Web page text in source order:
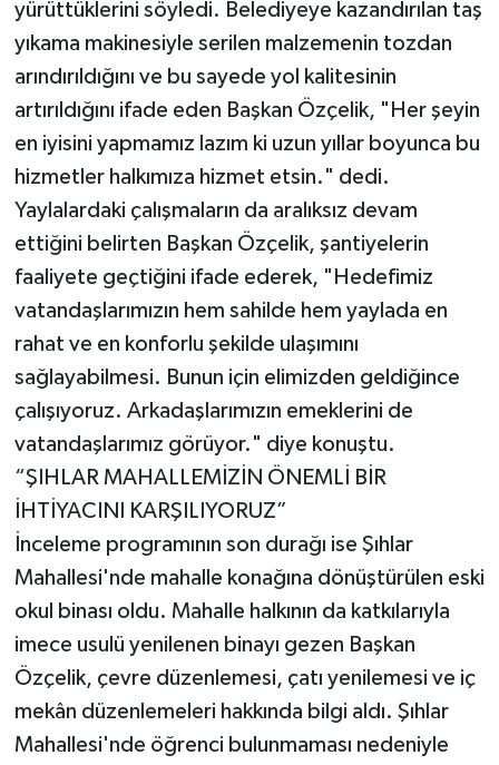
yürüttüklerini söyledi. Belediyeye kazandırılan taş
yıkama makinesiyle serilen malzemenin tozdan
arındırıldığını ve bu sayede yol kalitesinin
artırıldığını ifade eden Başkan Özçelik, "Her şeyin
en iyisini yapmamız lazım ki uzun yıllar boyunca bu
hizmetler halkımıza hizmet etsin." dedi.
Yaylalardaki çalışmaların da aralıksız devam
ettiğini belirten Başkan Özçelik, şantiyelerin
faaliyete geçtiğini ifade ederek, "Hedefimiz
vatandaşlarımızın hem sahilde hem yaylada en
rahat ve en konforlu şekilde ulaşımını
sağlayabilmesi. Bunun için elimizden geldiğince
çalışıyoruz. Arkadaşlarımızın emeklerini de
vatandaşlarımız görüyor." diye konuştu.
“ŞIHLAR MAHALLEMİZİN ÖNEMLİ BİR
İHTİYACINI KARŞILIYORUZ”
İnceleme programının son durağı ise Şıhlar
Mahallesi'nde mahalle konağına dönüştürülen eski
okul binası oldu. Mahalle halkının da katkılarıyla
imece usulü yenilenen binayı gezen Başkan
Özçelik, çevre düzenlemesi, çatı yenilemesi ve iç
mekân düzenlemeleri hakkında bilgi aldı. Şıhlar
Mahallesi'nde öğrenci bulunmaması nedeniyle